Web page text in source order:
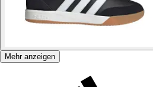
Mehr anzeigen